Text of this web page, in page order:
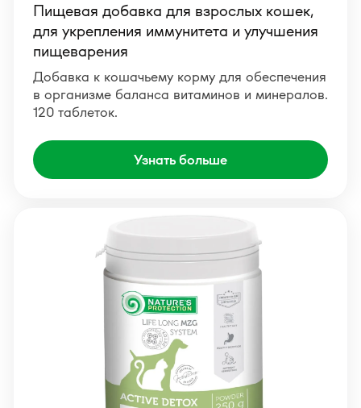
Пищевая добавка для взрослых кошек,
для укрепления иммунитета и улучшения
пищеварения
Добавка к кошачьему корму для обеспечения
в организме баланса витаминов и минералов.
120 таблеток.
Узнать больше